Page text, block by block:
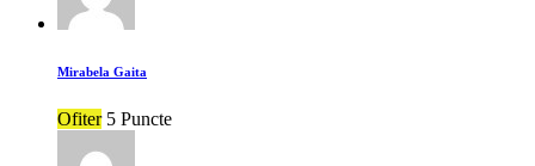
Mirabela Gaita
Ofiter 5 Puncte